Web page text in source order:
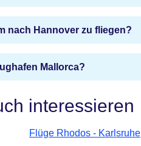
nach Hannover zu fliegen?
Mallorca?
interessieren
Flüge Rhodos - Karlsruhe